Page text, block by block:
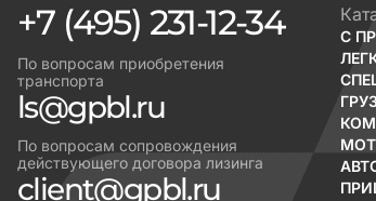
+7 (495) 231-12-34
По вопросам приобретения
транспорта
ls@gpbl.ru
По вопросам сопровождения
действующего договора лизинга
client@gpbl.ru
С